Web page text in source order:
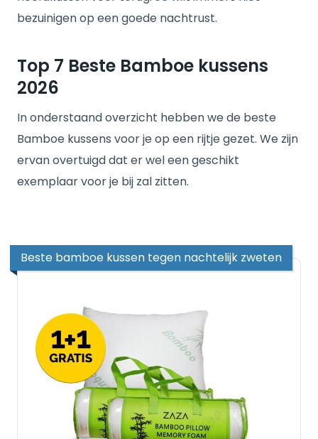
bezuinigen op een goede nachtrust.
Top 7 Beste Bamboe kussens
2026
In onderstaand overzicht hebben we de beste
Bamboe kussens voor je op een rijtje gezet. We zijn
ervan overtuigd dat er wel een geschikt
exemplaar voor je bij zal zitten.
Beste bamboe kussen tegen nachtelijk zweten